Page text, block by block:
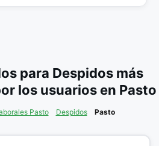
para Despidos más
los usuarios en Pasto
Pasto Despidos Pasto